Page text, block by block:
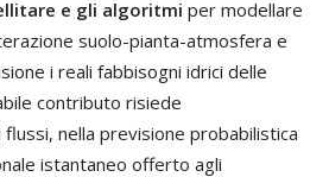
e gli algoritmi per modellare
suolo-pianta-atmosfera e
i reali fabbisogni idrici delle
contributo risiede
nella previsione probabilistica
istantaneo offerto agli